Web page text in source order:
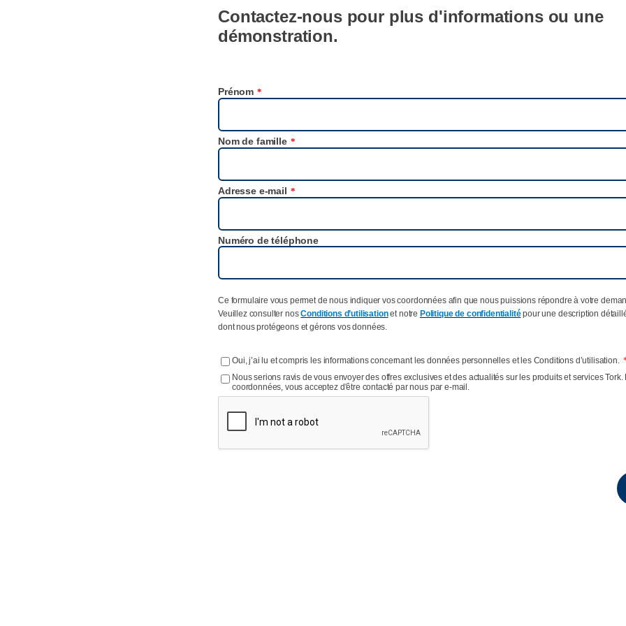
Contactez-nous pour plus d'informations ou une
démonstration.
Prénom *
Nom de famille *
Adresse e-mail *
Numéro de téléphone
Ce formulaire vous permet de nous indiquer vos coordonnées afin que nous puissions répondre à votre
Veuillez consulter nosConditions d’utilisationet notre Politique de confidentialitépour une description
dont nous protégeons et gérons vos données.
Oui, j’ai lu et compris les informations concernant les données personnelles et les Conditions d’utilisation.
Nous serions ravis de vous envoyer des offres exclusives et des actualités sur les produits et services
coordonnées, vous acceptez d'être contacté par nous par e-mail.